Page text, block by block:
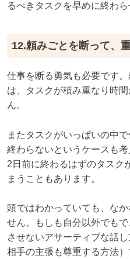
るべきタスクを早めに終わ
12.頼みごとを断って、
仕事を断る勇気も必要です
は、タスクが積み重なり時
ん。
またタスクがいっぱいの中
終わらないというケースも
2日前に終わるはずのタスク
まうこともあります。
頭ではわかっていても、な
せん。もしも自分以外でも
させないアサーティブな話
相手の主張も尊重する方法